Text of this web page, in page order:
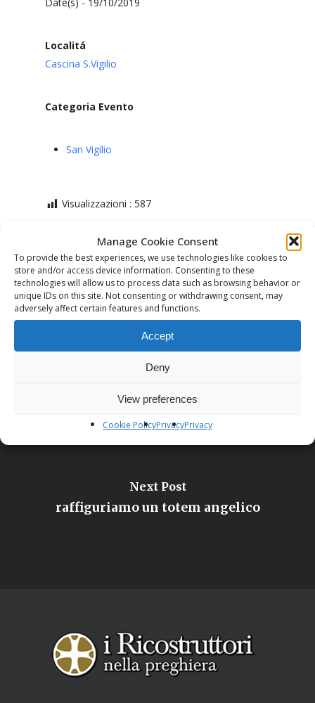
Manage Cookie Consent
To provide the best experiences, we use technologies like cookies to
store and/or access device information. Consenting to these
technologies will allow us to process data such as browsing behavior or
unique IDs on this site. Not consenting or withdrawing consent, may
adversely affect certain features and functions.
Accept
Deny
View preferences
Cookie PolicyPrivacyPrivacy
Date(s) - 19/10/2019
Localitá
Cascina S.Vigilio
Categoria Evento
San Vigilio
Visualizzazioni : 587
Previous Post
Attività Autunno 2019
Next Post
raffiguriamo un totem angelico